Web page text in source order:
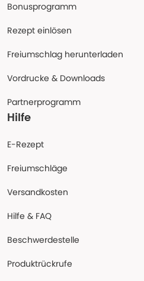
Bonusprogramm
Rezept einlösen
Freiumschlag herunterladen
Vordrucke & Downloads
Partnerprogramm
Hilfe
E-Rezept
Freiumschläge
Versandkosten
Hilfe & FAQ
Beschwerdestelle
Produktrückrufe